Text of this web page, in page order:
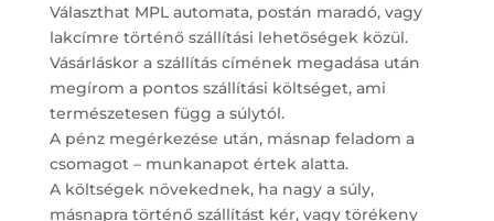
Választhat MPL automata, postán maradó, vagy
lakcímre történő szállítási lehetőségek közül.
Vásárláskor a szállítás címének megadása után
megírom a pontos szállítási költséget, ami
természetesen függ a súlytól.
A pénz megérkezése után, másnap feladom a
csomagot – munkanapot értek alatta.
A költségek növekednek, ha nagy a súly,
másnapra történő szállítást kér, vagy törékeny